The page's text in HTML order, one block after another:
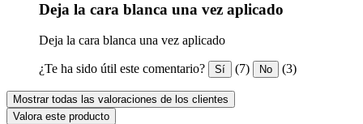
Deja la cara blanca una vez aplicado
Deja la cara blanca una vez aplicado
¿Te ha sido útil este comentario? Sí (7) No (3)
Mostrar todas las valoraciones de los clientes
Valora este producto